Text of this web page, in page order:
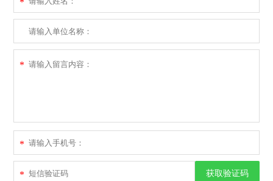
*
*
*
* 获取验证码